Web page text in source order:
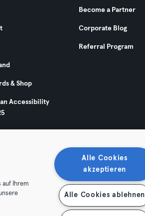
& Shop
Accessibility
Become a Partner
Corporate Blog
Referral Program
Terminate contracts here
auf Ihrem
Alle Cookies
akzeptieren
Alle Cookies ablehnen